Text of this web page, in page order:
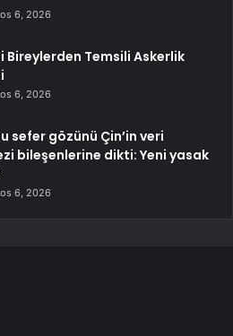
6, 2026
Bireylerden Temsili Askerlik
6, 2026
sefer gözünü Çin’in veri
bileşenlerine dikti: Yeni yasak
6, 2026